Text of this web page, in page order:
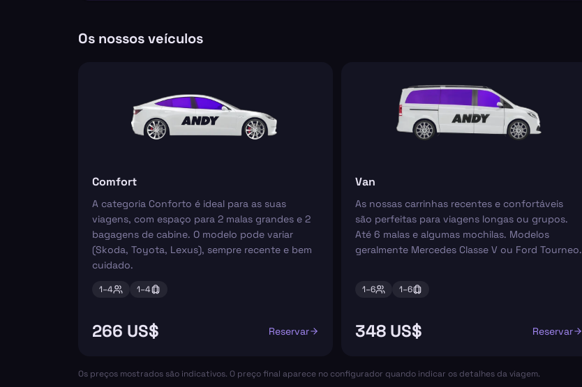
Os nossos veículos
Comfort
A categoria Conforto é ideal para as suas
viagens, com espaço para 2 malas grandes e 2
bagagens de cabine. O modelo pode variar
(Skoda, Toyota, Lexus), sempre recente e bem
cuidado.
1–4 1–4
266 US$ Reservar
Van
As nossas carrinhas recentes e confortáveis
são perfeitas para viagens longas ou grupos.
Até 6 malas e algumas mochilas. Modelos
geralmente Mercedes Classe V ou Ford Tourneo.
1–6 1–6
348 US$ Reservar
Os preços mostrados são indicativos. O preço final aparece no configurador quando indicar os detalhes da viagem.